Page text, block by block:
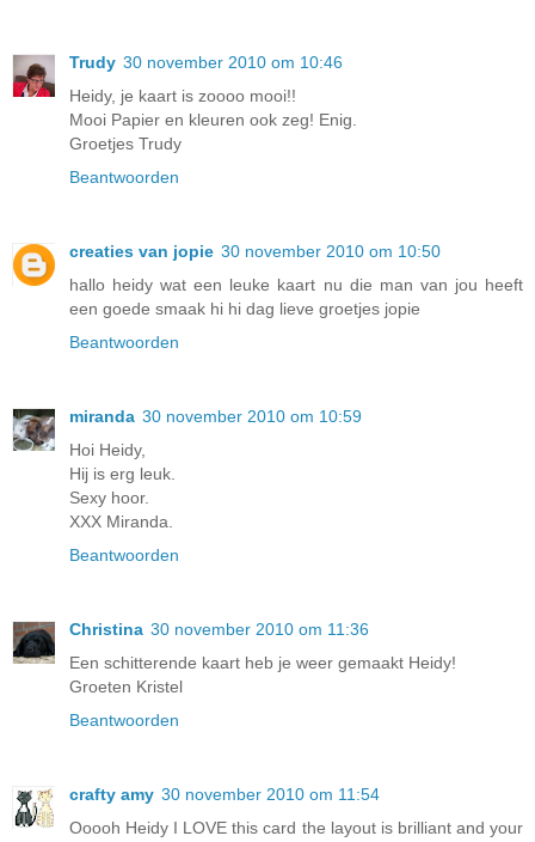
Trudy 30 november 2010 om 10:46
Heidy, je kaart is zoooo mooi!!
Mooi Papier en kleuren ook zeg! Enig.
Groetjes Trudy
Beantwoorden
creaties van jopie 30 november 2010 om 10:50
hallo heidy wat een leuke kaart nu die man van jou heeft
een goede smaak hi hi dag lieve groetjes jopie
Beantwoorden
miranda 30 november 2010 om 10:59
Hoi Heidy,
Hij is erg leuk.
Sexy hoor.
XXX Miranda.
Beantwoorden
Christina 30 november 2010 om 11:36
Een schitterende kaart heb je weer gemaakt Heidy!
Groeten Kristel
Beantwoorden
crafty amy 30 november 2010 om 11:54
Ooooh Heidy I LOVE this card the layout is brilliant and your